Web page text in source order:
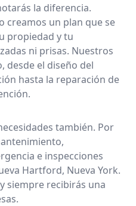
la diferencia.
creamos un plan que se
propiedad y tu
ni prisas. Nuestros
desde el diseño del
hasta la reparación de
también. Por
e inspecciones
Hartford, Nueva York.
siempre recibirás una